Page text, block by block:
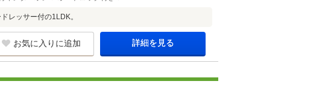
レッサー付の1LDK。
お気に入りに追加 詳細を見る